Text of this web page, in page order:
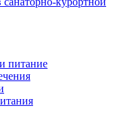
питание